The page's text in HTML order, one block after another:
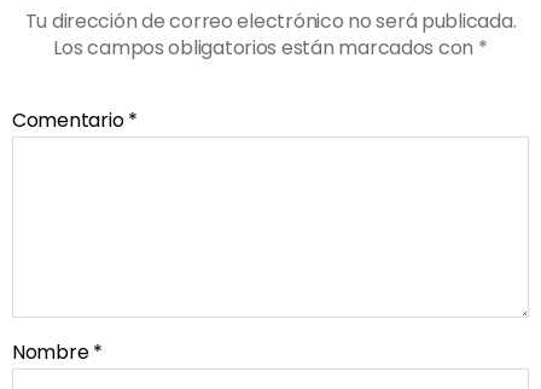
Tu dirección de correo electrónico no será publicada.
Los campos obligatorios están marcados con *
Comentario*
Nombre*